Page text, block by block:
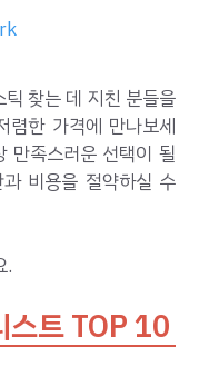
찾는 데 지친 분들을
렴한 가격에 만나보세
만족스러운 선택이 될
비용을 절약하실 수
.
스트 TOP 10